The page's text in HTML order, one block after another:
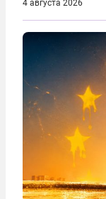
северном
границу между
прорвали до
4 августа 2026